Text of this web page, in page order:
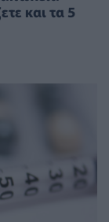
και τα 5